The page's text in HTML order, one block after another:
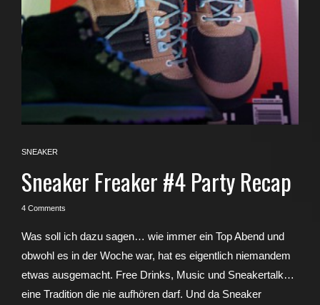
SNEAKER
Sneaker Freaker #4 Party Recap
4 Comments
Was soll ich dazu sagen… wie immer ein Top Abend und
obwohl es in der Woche war, hat es eigentlich niemandem
etwas ausgemacht. Free Drinks, Music und Sneakertalk…
eine Tradition die nie aufhören darf. Und da Sneaker